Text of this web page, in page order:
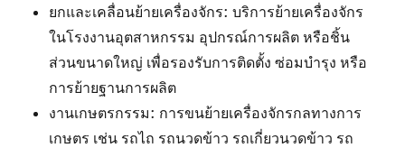
ยกและเคลื่อนย้ายเครื่องจักร: บริการย้ายเครื่องจักร
ในโรงงานอุตสาหกรรม อุปกรณ์การผลิต หรือชิ้น
ส่วนขนาดใหญ่ เพื่อรองรับการติดตั้ง ซ่อมบำรุง หรือ
การย้ายฐานการผลิต
งานเกษตรกรรม: การขนย้ายเครื่องจักรกลทางการ
เกษตร เช่น รถไถ รถนวดข้าว รถเกี่ยวนวดข้าว รถ